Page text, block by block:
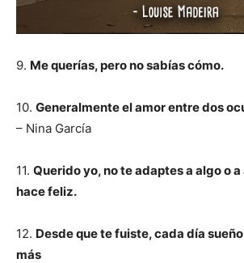
9. Me querías, pero no sabías cómo.
10. Generalmente el amor entre dos
– Nina García
11. Querido yo, no te adaptes a algo o
hace feliz.
12. Desde que te fuiste, cada día
más